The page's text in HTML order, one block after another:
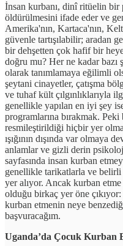
İnsan kurbanı, dinî ritüelin bir
öldürülmesini ifade eder ve
Amerika'nın, Kartaca'nın,
güvenle tartışılabilir; aradan
bir dehşetten çok hafif bir
doğru mu? Her ne kadar bazı
olarak tanımlamaya eğilimli
şeytani cinayetler, çatışma
ve tuhaf kült çılgınlıklarıyla
genellikle yapılan en iyi şey
programlarına bırakmak.
resmileştirildiği hiçbir yer
ışığının dışında var olmaya
anlamlar ve gizli derin
sayfasında insan kurban
genellikle tarikatlarla ve belirli
yer alıyor. Ancak kurban
olduğu birkaç yer öne
kurban etmenin neye
başvuracağım.
Uganda’da Çocuk Kurban